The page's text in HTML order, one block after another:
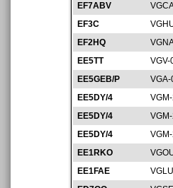
EF7ABV
EF3C
EF2HQ
EE5TT
VGV-
EE5GEB/P
EE5DY/4
EE5DY/4
EE5DY/4
EE1RKO
EE1FAE